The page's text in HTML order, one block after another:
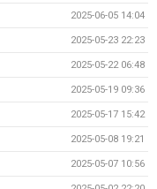
2025-06-05 14:04
2025-05-23 22:23
2025-05-22 06:48
2025-05-19 09:36
2025-05-17 15:42
2025-05-08 19:21
2025-05-07 10:56